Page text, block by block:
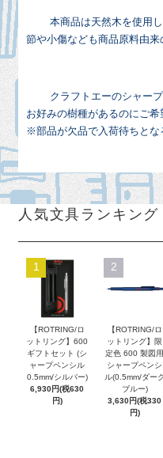
本商品は天然木を使用
節や小傷なども商品原料由来
クラフトエーのシャー
お好みの樹種があるのにご
※部品が欠品で入荷待ちとな
人気文具ランキング
1
【ROTRING/ロ
ットリング】600
ギフトセット (シ
ャープペンシル
0.5mm/シルバー)
6,930円(税630
円)
2
【ROTRING/ロ
ットリング】限
定色 600 製図用
シャープペンシ
ル(0.5mm/ダーク
ブルー)
3,630円(税330
円)